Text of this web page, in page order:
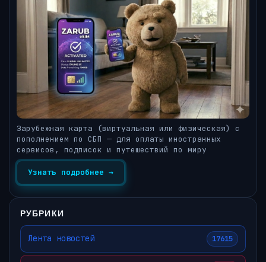
Зарубежная карта (виртуальная или физическая) с
пополнением по СБП — для оплаты иностранных
сервисов, подписок и путешествий по миру
Узнать подробнее →
РУБРИКИ
Лента новостей 17615